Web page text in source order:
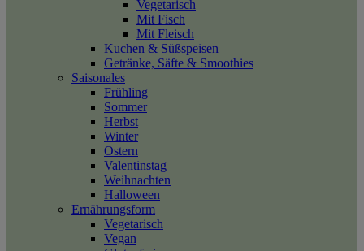
Vegetarisch
Mit Fisch
Mit Fleisch
Kuchen & Süßspeisen
Getränke, Säfte & Smoothies
Saisonales
Frühling
Sommer
Herbst
Winter
Ostern
Valentinstag
Weihnachten
Halloween
Ernährungsform
Vegetarisch
Vegan